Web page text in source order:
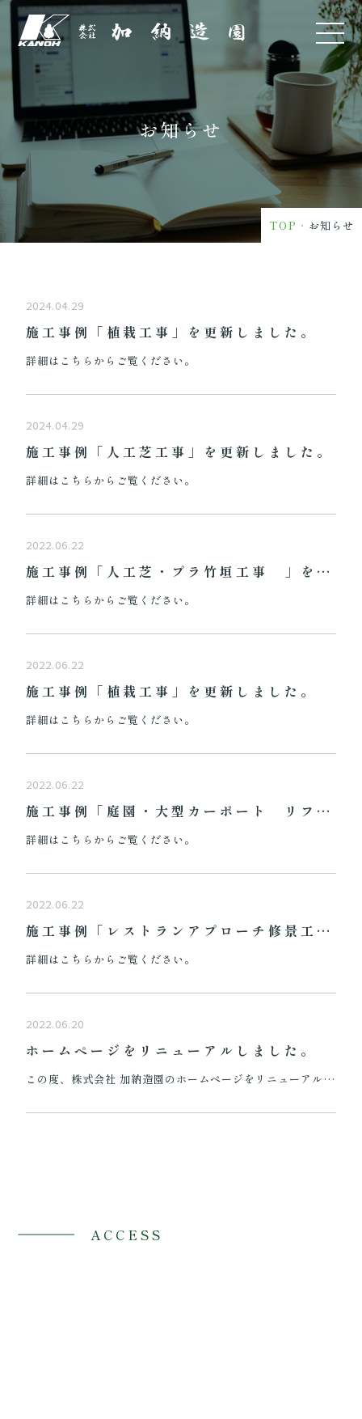
お知らせ
TOP ・ お知らせ
2024.04.29
施工事例「植栽工事」を更新しました。
詳細はこちらからご覧ください。
2024.04.29
施工事例「人工芝工事」を更新しました。
詳細はこちらからご覧ください。
2022.06.22
施工事例「人工芝・プラ竹垣工事 」を更新しました。
詳細はこちらからご覧ください。
2022.06.22
施工事例「植栽工事」を更新しました。
詳細はこちらからご覧ください。
2022.06.22
施工事例「庭園・大型カーポート リフォーム工事」を更新しました。
詳細はこちらからご覧ください。
2022.06.22
施工事例「レストランアプローチ修景工事」を更新しました。
詳細はこちらからご覧ください。
2022.06.20
ホームページをリニューアルしました。
この度、株式会社 加納造園のホームページをリニューアルいたしました。 今後も様々な情報をお届けしてまいりますので、是非ご覧ください。
ACCESS